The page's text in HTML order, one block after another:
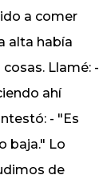
a comer
alta había
Llamé: -
ahí
- "Es
baja." Lo
de